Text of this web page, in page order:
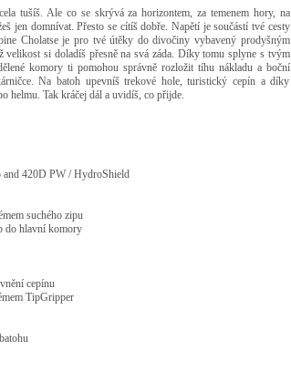
tušíš. Ale co se skrývá za horizontem, za temenem hory, na
jen domnívat. Přesto se cítíš dobře. Napětí je součástí tvé cesty
Cholatse je pro tvé útěky do divočiny vybavený prodyšným
velikost si doladíš přesně na svá záda. Díky tomu splyne s tvým
komory ti pomohou správně rozložit tíhu nákladu a boční
Na batoh upevníš trekové hole, turistický cepín a díky
helmu. Tak kráčej dál a uvidíš, co přijde.
420D PW / HydroShield
suchého zipu
do hlavní komory
cepínu
TipGripper